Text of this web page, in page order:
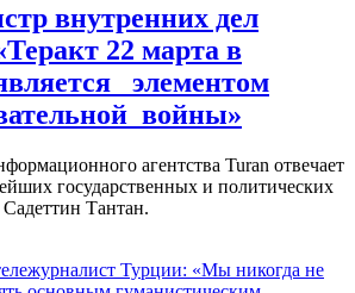
внутренних дел
22 марта в
элементом
войны»
агентства Turan отвечает
государственных и политических
Тантан.